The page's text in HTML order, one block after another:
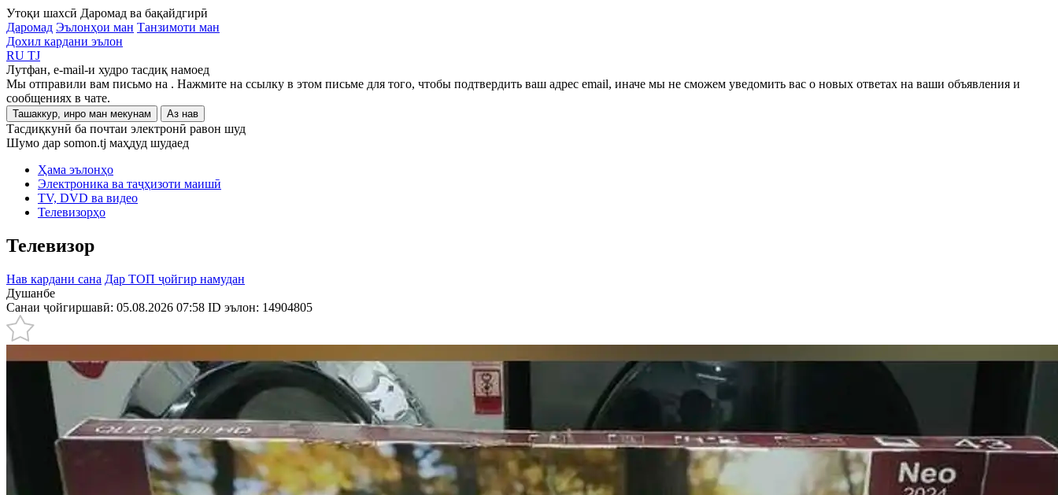
Утоқи шахсӣ Даромад ва бақайдгирӣ
Даромад Эълонҳои ман Танзимоти ман
Дохил кардани эълон
RU TJ
Лутфан, e-mail-и худро тасдиқ намоед
Мы отправили вам письмо на . Нажмите на ссылку в этом письме для того, чтобы подтвердить ваш адрес email, иначе мы не сможем уведомить вас о новых ответах на ваши объявления и
сообщениях в чате.
Ташаккур, инро ман мекунам Аз нав
Тасдиқкунӣ ба почтаи электронӣ равон шуд
Шумо дар somon.tj маҳдуд шудаед
Ҳама эълонҳо
Электроника ва таҷҳизоти маишӣ
TV, DVD ва видео
Телевизорҳо
Телевизор
Нав кардани сана Дар ТОП ҷойгир намудан
Душанбе
Санаи ҷойгиршавӣ: 05.08.2026 07:58 ID эълон: 14904805